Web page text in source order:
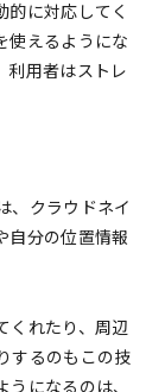
的に対応してく
使えるようにな
利用者はストレ
、クラウドネイ
自分の位置情報
くれたり、周辺
するのもこの技
になるのは、